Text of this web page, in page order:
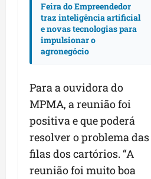
Feira do Empreendedor
traz inteligência artificial
e novas tecnologias para
impulsionar o
agronegócio
Para a ouvidora do
MPMA, a reunião foi
positiva e que poderá
resolver o problema das
filas dos cartórios. “A
reunião foi muito boa